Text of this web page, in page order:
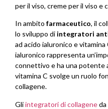
per il viso, creme per il viso e
In ambito farmaceutico, il
lo sviluppo di integratori
ad acido ialuronico e vitamina
ialuronico rappresenta
connettivo e ha una potente
vitamina C svolge un ruolo
collagene.
Gliintegratori di collageneda